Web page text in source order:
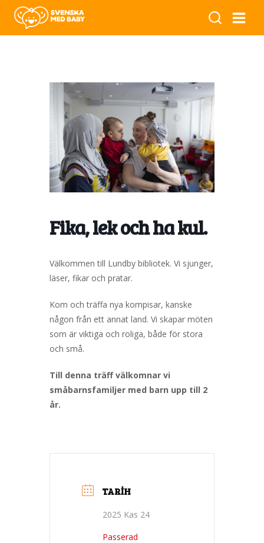
Fika, lek och ha kul.
Välkommen till Lundby bibliotek. Vi sjunger,
läser, fikar och pratar.
Kom och träffa nya kompisar, kanske
någon från ett annat land. Vi skapar möten
som är viktiga och roliga, både för stora
och små.
Till denna träff välkomnar vi
småbarnsfamiljer med barn upp till 2
år.
TARIH
2025 Kas 24
Passerad